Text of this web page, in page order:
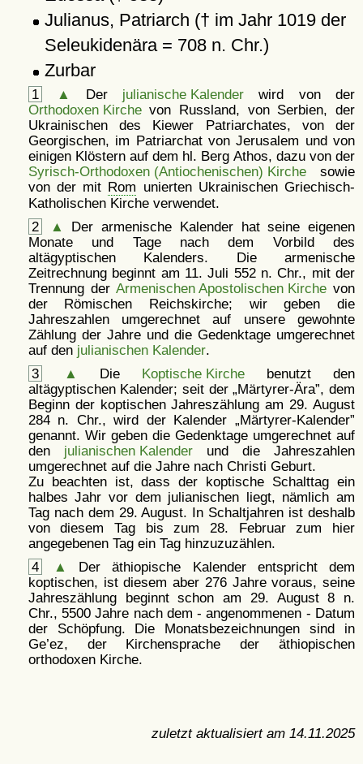
Julianus, Patriarch († im Jahr 1019 der
Seleukidenära = 708 n. Chr.)
Zurbar
1 ▲ Der julianische Kalenderwird von der
Orthodoxen Kirchevon Russland, von Serbien, der
Ukrainischen des Kiewer Patriarchates, von der
Georgischen, im Patriarchat von Jerusalem und von
einigen Klöstern auf dem hl. Berg Athos, dazu von der
Syrisch-Orthodoxen (Antiochenischen) Kirchesowie
von der mit Rom unierten Ukrainischen Griechisch-
Katholischen Kirche verwendet.
2
▲
Der armenische Kalender hat seine eigenen
Monate und Tage nach dem Vorbild des
altägyptischen Kalenders. Die armenische
Zeitrechnung beginnt am 11. Juli 552 n. Chr., mit der
Trennung derArmenischen Apostolischen Kirche von
der Römischen Reichskirche; wir geben die
Jahreszahlen umgerechnet auf unsere gewohnte
Zählung der Jahre und die Gedenktage umgerechnet
auf den julianischen Kalender.
3
▲ Die Koptische Kirchebenutzt den
altägyptischen Kalender; seit der Märtyrer-Ära , dem
Beginn der koptischen Jahreszählung am 29. August
284 n. Chr., wird der Kalender
Märtyrer-Kalender
genannt. Wir geben die Gedenktage umgerechnet auf
den julianischen Kalenderund die Jahreszahlen
umgerechnet auf die Jahre nach Christi Geburt.
Zu beachten ist, dass der koptische Schalttag ein
halbes Jahr vor dem julianischen liegt, nämlich am
Tag nach dem 29. August. In Schaltjahren ist deshalb
von diesem Tag bis zum 28. Februar zum hier
angegebenen Tag ein Tag hinzuzuzählen.
4
▲
Der äthiopische Kalender entspricht dem
koptischen, ist diesem aber 276 Jahre voraus, seine
Jahreszählung beginnt schon am 29. August 8 n.
Chr., 5500 Jahre nach dem - angenommenen - Datum
der Schöpfung. Die Monatsbezeichnungen sind in
Ge’ez, der Kirchensprache der äthiopischen
orthodoxen Kirche.
zuletzt aktualisiert am 14.11.2025